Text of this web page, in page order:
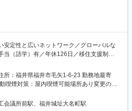
ト・サーキュライトの開発も行っておりま
circulight.com/
DIVには18名が在籍（開発担当は7名）
ルで年商1,000億円の東証プライム上場企業
製品など日用品領域に関して、「卸売型」
ビジネスモデルで事業を展開しておりま
安定性と広いネットワーク／グローバルな
当（語学）有／年休126日／移住支援制度
料、染料等の繊維加工剤や化学品を始め、
学品専門商社である当社において、家電や
る電子部品の原材料・副資材をお客様に最
して提案いただきます。
所：福井県福井市毛矢1-6-23 勤務地最寄
喫煙対策：屋内喫煙可能場所あり変更の範
所
会議所前駅、福井城址大名町駅